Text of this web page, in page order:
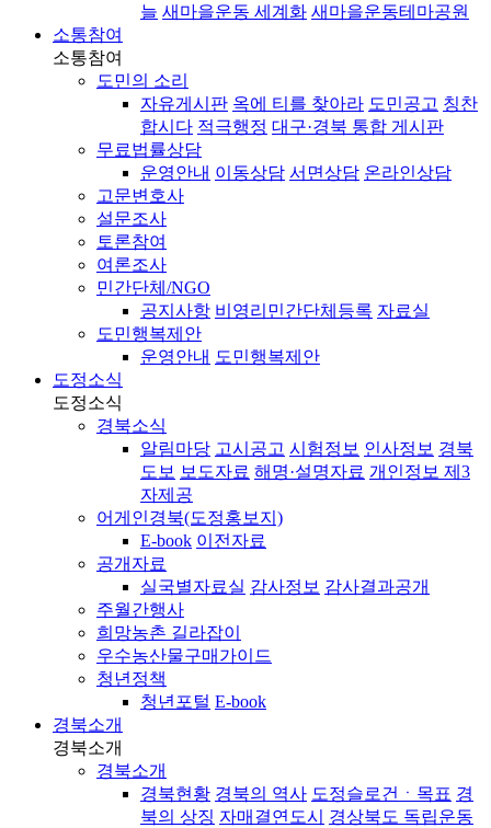
늘 새마을운동 세계화 새마을운동테마공원
소통참여
소통참여
도민의 소리
자유게시판 옥에 티를 찾아라 도민공고 칭찬
합시다 적극행정 대구·경북 통합 게시판
무료법률상담
운영안내 이동상담 서면상담 온라인상담
고문변호사
설문조사
토론참여
여론조사
민간단체/NGO
공지사항 비영리민간단체등록 자료실
도민행복제안
운영안내 도민행복제안
도정소식
도정소식
경북소식
알림마당 고시공고 시험정보 인사정보 경북
도보 보도자료 해명·설명자료 개인정보 제3
자제공
어게인경북(도정홍보지)
E-book 이전자료
공개자료
실국별자료실 감사정보 감사결과공개
주월간행사
희망농촌 길라잡이
우수농산물구매가이드
청년정책
청년포털 E-book
경북소개
경북소개
경북소개
경북현황 경북의 역사 도정슬로건ㆍ목표 경
북의 상징 자매결연도시
경상북도 독립운동